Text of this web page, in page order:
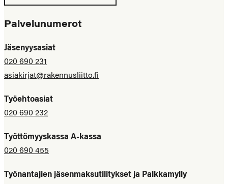
Palvelunumerot
Jäsenyysasiat
020 690 231
asiakirjat@rakennusliitto.fi
Työehtoasiat
020 690 232
Työttömyyskassa A-kassa
020 690 455
Työnantajien jäsenmaksutilitykset ja Palkkamylly